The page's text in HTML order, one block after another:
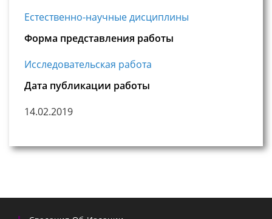
Естественно-научные дисциплины
Форма представления работы
Исследовательская работа
Дата публикации работы
14.02.2019